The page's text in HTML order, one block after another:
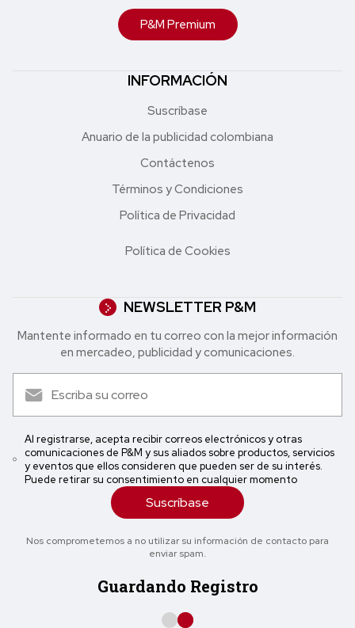
P&M Premium
INFORMACIÓN
Suscríbase
Anuario de la publicidad colombiana
Contáctenos
Términos y Condiciones
Política de Privacidad
Política de Cookies
NEWSLETTER P&M
Mantente informado en tu correo con la mejor in formación
en mercadeo, publicidad y comunicaciones.
Al registrarse, acepta recibir correos electrónicos y otras
comunicaciones de P&M y sus aliados sobre productos, servicios
y eventos que ellos consideren que pueden ser de su interés.
Puede retirar su consentimiento en cualquier momento
Suscríbase
Nos comprometemos a no utilizar su información de contacto para
enviar spam.
Guardando Registro